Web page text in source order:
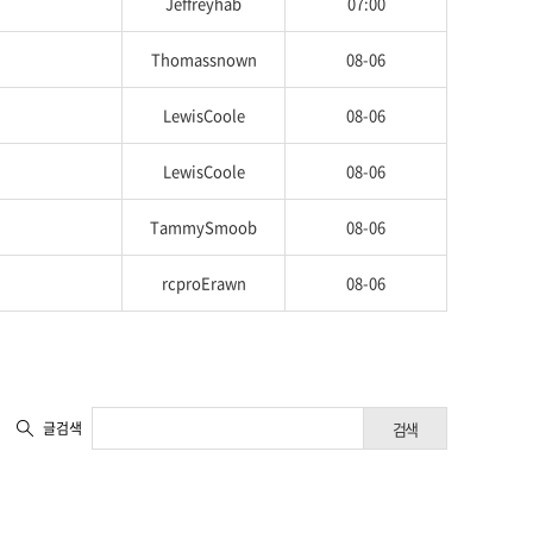
Thomassnown 08-06
LewisCoole 08-06
LewisCoole 08-06
TammySmoob 08-06
rcproErawn 08-06
글검색